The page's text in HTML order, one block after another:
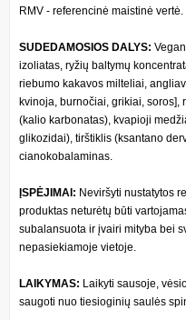
RMV - referencinė maistinė vertė.
SUDEDAMOSIOS DALYS:
izoliatas, ryžių baltymų
riebumo kakavos milteliai,
kvinoja, burnočiai, grikiai,
(kalio karbonatas), kvapioji
glikozidai), tirštiklis (ksantano
cianokobalaminas.
ĮSPĖJIMAI: Neviršyti nustatytos
produktas neturėtų būti
subalansuota ir įvairi mityba bei
nepasiekiamoje vietoje.
LAIKYMAS: Laikyti sausoje,
saugoti nuo tiesioginių saulės